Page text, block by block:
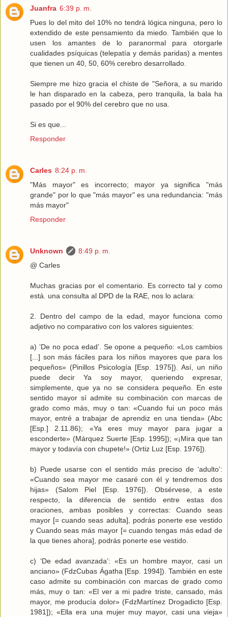
Juanfra 6:39 p. m.
Pues lo del mito del 10% no tendrá lógica ninguna, pero lo
extendido de este pensamiento da miedo. También que lo
usen los amantes de lo paranormal para otorgarle
cualidades psíquicas (telepatía y demás paridas) a mentes
que tienen un 40, 50, 60% cerebro desarrollado.
Siempre me hizo gracia el chiste de "Señora, a su marido
le han disparado en la cabeza, pero tranquila, la bala ha
pasado por el 90% del cerebro que no usa.
Si es que...
Responder
Carles 8:24 p. m.
"Más mayor" es incorrecto; mayor ya significa "más
grande" por lo que "más mayor" es una redundancia: "más
más mayor"
Responder
Unknown
8:49 p. m.
@ Carles
Muchas gracias por el comentario. Es correcto tal y como
está. una consulta al DPD de la RAE, nos lo aclara:
2. Dentro del campo de la edad, mayor funciona como
adjetivo no comparativo con los valores siguientes:
a) ‘De no poca edad’. Se opone a pequeño: «Los cambios
[...] son más fáciles para los niños mayores que para los
pequeños» (Pinillos Psicología [Esp. 1975]). Así, un niño
puede decir Ya soy mayor, queriendo expresar,
simplemente, que ya no se considera pequeño. En este
sentido mayor sí admite su combinación con marcas de
grado como más, muy o tan: «Cuando fui un poco más
mayor, entré a trabajar de aprendiz en una tienda» (Abc
[Esp.] 2.11.86); «Ya eres muy mayor para jugar a
esconderte» (Márquez Suerte [Esp. 1995]); «¡Mira que tan
mayor y todavía con chupete!» (Ortiz Luz [Esp. 1976]).
b) Puede usarse con el sentido más preciso de ‘adulto’:
«Cuando sea mayor me casaré con él y tendremos dos
hijas» (Salom Piel [Esp. 1976]). Obsérvese, a este
respecto, la diferencia de sentido entre estas dos
oraciones, ambas posibles y correctas: Cuando seas
mayor [= cuando seas adulta], podrás ponerte ese vestido
y Cuando seas más mayor [= cuando tengas más edad de
la que tienes ahora], podrás ponerte ese vestido.
c) ‘De edad avanzada’: «Es un hombre mayor, casi un
anciano» (FdzCubas Ágatha [Esp. 1994]). También en este
caso admite su combinación con marcas de grado como
más, muy o tan: «El ver a mi padre triste, cansado, más
mayor, me producía dolor» (FdzMartínez Drogadicto [Esp.
1981]); «Ella era una mujer muy mayor, casi una vieja»